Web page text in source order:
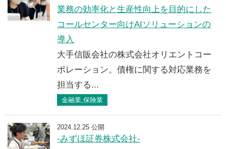
業務の効率化と生産性向上を目的にした
コールセンター向けAIソリューションの
導入
大手信販会社の株式会社オリエントコー
ポレーション。債権に関する対応業務を
担当する...
金融業,保険業
2024.12.25 公開
-みずほ証券株式会社-